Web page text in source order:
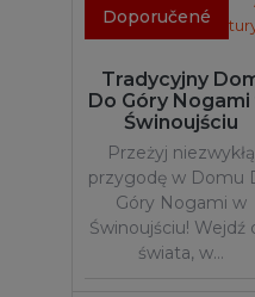
Doporučené
Tradycyjny
Do Góry
Świnoujściu
Przeżyj niezwykłą
przygodę w Domu
Góry Nogami w
Świnoujściu! Wejdź
świata, w…